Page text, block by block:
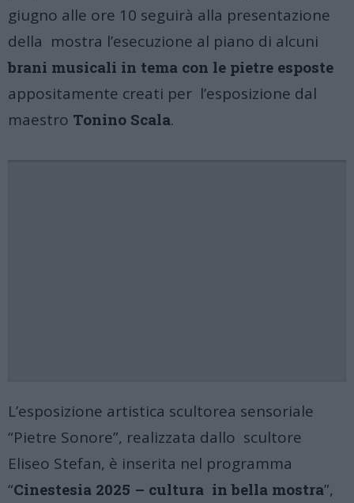
giugno alle ore 10 seguirà alla presentazione
della mostra l’esecuzione al piano di alcuni
brani musicali in tema con le pietre esposte
appositamente creati per l’esposizione dal
maestro Tonino Scala.
L’esposizione artistica scultorea sensoriale
“Pietre Sonore”, realizzata dallo scultore
Eliseo Stefan, è inserita nel programma
“Cinestesia 2025 – cultura in bella mostra”,